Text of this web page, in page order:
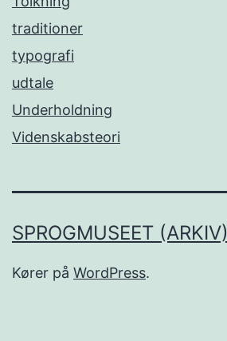
traditioner
typografi
udtale
Underholdning
Videnskabsteori
SPROGMUSEET (ARKIV)
Kører på WordPress.